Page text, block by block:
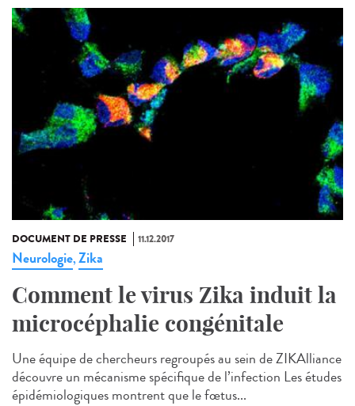
DOCUMENT DE PRESSE 11.12.2017
Neurologie,Zika
Comment le virus Zika induit la
microcéphalie congénitale
Une équipe de chercheurs regroupés au sein de ZIKAlliance
découvre un mécanisme spécifique de l’infection Les études
épidémiologiques montrent que le fœtus...